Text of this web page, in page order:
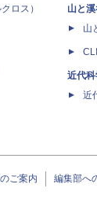
ロス）
山と
山
近代
近
ご案内 編集部へ